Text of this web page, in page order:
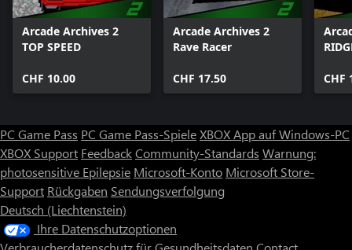
Arcade Archives 2
TOP SPEED
CHF 10.00
Arcade Archives 2
Rave Racer
CHF 17.50 CHF
PC Game Pass PC Game Pass-SpieleXBOX App auf Windows-PC
XBOX Support FeedbackCommunity-Standards Warnung:
photosensitive Epilepsie Microsoft-Konto Microsoft Store-
Support Rückgaben Sendungsverfolgung
Deutsch (Liechtenstein)
Ihre Datenschutzoptionen